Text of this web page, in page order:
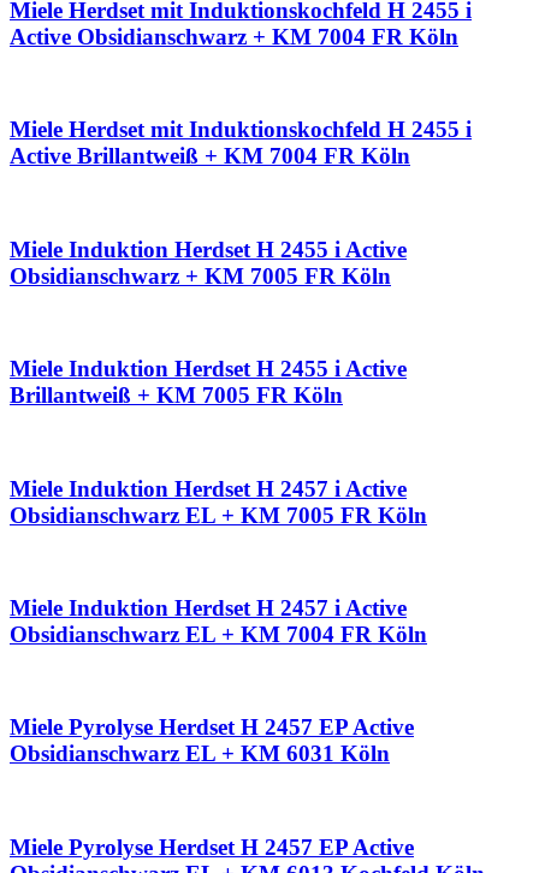
Miele Herdset mit Induktionskochfeld H 2455 i
Active Obsidianschwarz + KM 7004 FR Köln
Miele Herdset mit Induktionskochfeld H 2455 i
Active Brillantweiß + KM 7004 FR Köln
Miele Induktion Herdset H 2455 i Active
Obsidianschwarz + KM 7005 FR Köln
Miele Induktion Herdset H 2455 i Active
Brillantweiß + KM 7005 FR Köln
Miele Induktion Herdset H 2457 i Active
Obsidianschwarz EL + KM 7005 FR Köln
Miele Induktion Herdset H 2457 i Active
Obsidianschwarz EL + KM 7004 FR Köln
Miele Pyrolyse Herdset H 2457 EP Active
Obsidianschwarz EL + KM 6031 Köln
Miele Pyrolyse Herdset H 2457 EP Active